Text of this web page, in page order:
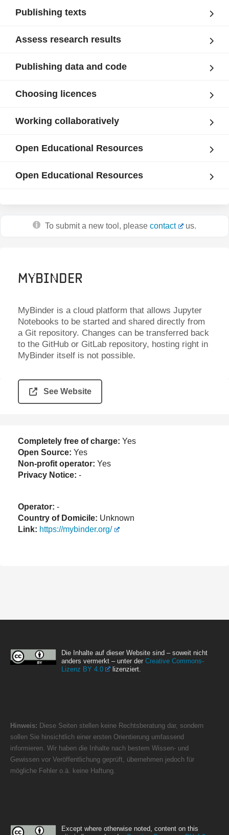
Publishing texts
Assess research results
Publishing data and code
Choosing licences
Working collaboratively
Open Educational Resources
Open Educational Resources
To submit a new tool, pleasecontact us.
myBinder
MyBinder is a cloud platform that allows Jupyter
Notebooks to be started and shared directly from
a Git repository. Changes can be transferred back
to the GitHub or GitLab repository, hosting right in
MyBinder itself is not possible.
See Website
Completely free of charge: Yes
Open Source: Yes
Non-profit operator: Yes
Privacy Notice: -
Operator: -
Country of Domicile: Unknown
Link: https://mybinder.org/
Die Inhalte auf dieser Website sind – soweit nicht
anders vermerkt – unter der Creative Commons-
Lizenz BY 4.0
lizenziert.
Hinweis: Diese Seiten stellen keine Rechtsberatung dar, sondern
sollen Sie hinsichtlich einer ersten Orientierung umfassend
informieren. Wir haben die Inhalte nach bestem Wissen- und
Gewissen vor Veröffentlichung geprüft, übernehmen jedoch für
mögliche Fehler o.ä. keine Haftung.
Except where otherwise noted, content on this